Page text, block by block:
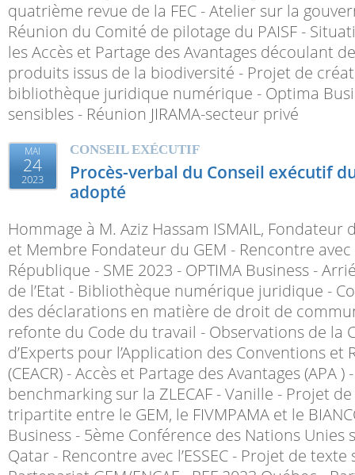
quatrième revue de la FEC - Atelier sur la
Réunion du Comité de pilotage du PAISF -
les Accès et Partage des Avantages découlant
produits issus de la biodiversité - Projet de
bibliothèque juridique numérique - Optima
sensibles - Réunion JIRAMA-secteur privé
MAI
24
2023
CONSEIL EXÉCUTIF
Procès-verbal du Conseil exécutif
adopté
Hommage à M. Aziz Hassam ISMAIL, Fondateur
et Membre Fondateur du GEM - Rencontre
République - SME 2023 - OPTIMA Business -
de l’Etat - Bibliothèque numérique juridique -
des déclarations en matière de droit de
refonte du Code du travail - Observations de la
d’Experts pour l’Application des Conventions
(CEACR) - Accès et Partage des Avantages (APA )
benchmarking sur la ZLECAF - Vanille - Projet
tripartite entre le GEM, le FIVMPAMA et le
Business - 5ème Conférence des Nations Unies
Qatar - Rencontre avec l’ESSEC - Projet de texte